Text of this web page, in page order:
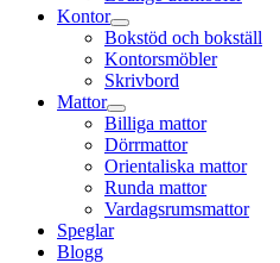
Kontor
Bokstöd och bokställ
Kontorsmöbler
Skrivbord
Mattor
Billiga mattor
Dörrmattor
Orientaliska mattor
Runda mattor
Vardagsrumsmattor
Speglar
Blogg